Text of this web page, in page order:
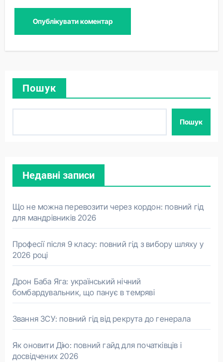
Пошук
Пошук
Недавні записи
Що не можна перевозити через кордон: повний гід
для мандрівників 2026
Професії після 9 класу: повний гід з вибору шляху у
2026 році
Дрон Баба Яга: український нічний
бомбардувальник, що панує в темряві
Звання ЗСУ: повний гід від рекрута до генерала
Як оновити Дію: повний гайд для початківців і
досвідчених 2026